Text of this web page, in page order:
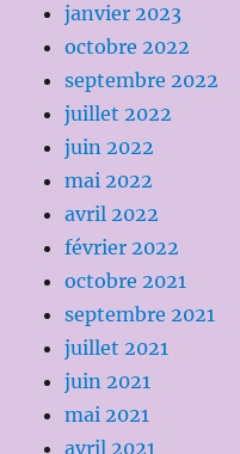
janvier 2023
octobre 2022
septembre 2022
juillet 2022
juin 2022
mai 2022
avril 2022
février 2022
octobre 2021
septembre 2021
juillet 2021
juin 2021
mai 2021
avril 2021